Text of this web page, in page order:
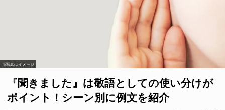
※写真はイメージ
『聞きました』は敬語としての使い分けが
ポイント！シーン別に例文を紹介